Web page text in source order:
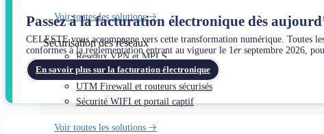
Voir toutes les solutions 🡢
Sécurisation des réseaux
Réseaux VPN et MPLS
Réseaux SD-Wan
UTM Firewall et routeurs sécurisés
Sécurité WIFI et portail captif
Voir toutes les solutions 🡢
Passez à la facturation électronique dès
CELESTE vous accompagne vers cette transformation numérique. Toutes
conformes à la réglementation entrant au vigueur le 1erseptembre 2026,
En savoir plus sur la facturation électronique